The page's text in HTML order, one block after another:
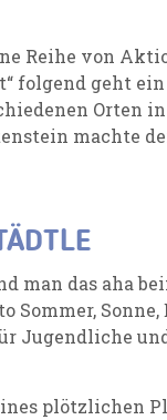
Reihe von
folgend geht
Orten
machte
man das aha
Sommer,
Jugendliche
plötzlichen